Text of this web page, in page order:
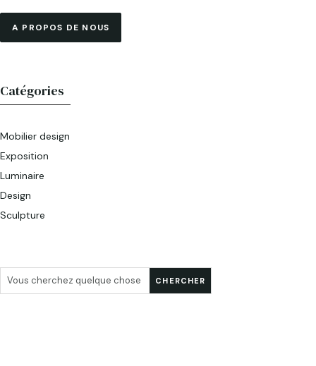
A PROPOS DE NOUS
Catégories
Mobilier design
Exposition
Luminaire
Design
Sculpture